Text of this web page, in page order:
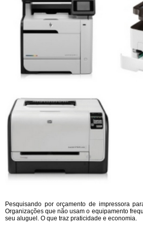
Pesquisando por orçamento de impressora
Organizações que não usam o equipamento
seu aluguel. O que traz praticidade e economia.